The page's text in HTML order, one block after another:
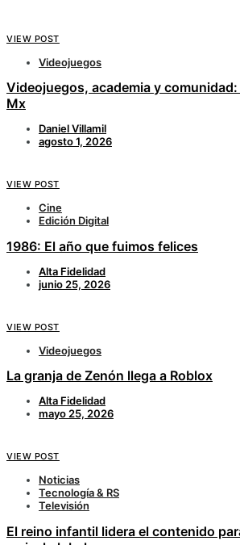
VIEW POST
Videojuegos
Videojuegos, academia y comunidad:
Mx
Daniel Villamil
agosto 1, 2026
VIEW POST
Cine
Edición Digital
1986: El año que fuimos felices
Alta Fidelidad
junio 25, 2026
VIEW POST
Videojuegos
La granja de Zenón llega a Roblox
Alta Fidelidad
mayo 25, 2026
VIEW POST
Noticias
Tecnología & RS
Televisión
El reino infantil lidera el contenido